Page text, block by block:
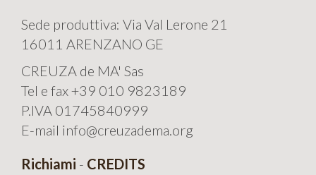
Sede produttiva: Via Val Lerone 21
16011 ARENZANO GE
CREUZA de MA' Sas
Tel e fax +39 010 9823189
P.IVA 01745840999
E-mail info@creuzadema.org
Richiami - CREDITS